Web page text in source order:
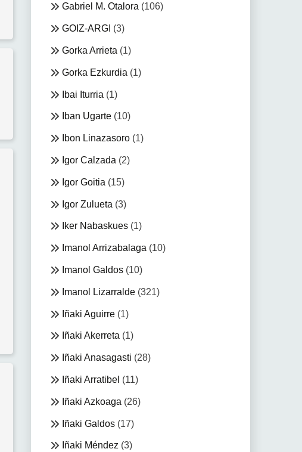
Gabriel M. Otalora(106)
GOIZ-ARGI (3)
Gorka Arrieta (1)
Gorka Ezkurdia (1)
Ibai Iturria (1)
Iban Ugarte(10)
Ibon Linazasoro(1)
Igor Calzada (2)
Igor Goitia (15)
Igor Zulueta (3)
Iker Nabaskues(1)
Imanol Arrizabalaga (10)
Imanol Galdos(10)
Imanol Lizarralde(321)
Iñaki Aguirre(1)
Iñaki Akerreta(1)
Iñaki Anasagasti (28)
Iñaki Arratibel (11)
Iñaki Azkoaga (26)
Iñaki Galdos(17)
Iñaki Méndez(3)